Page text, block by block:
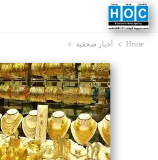
Home أخبار صحفية